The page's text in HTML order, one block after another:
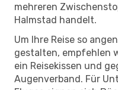
mehreren
Halmstad handelt.
Um Ihre Reise so
gestalten, empfehlen
ein Reisekissen und
Augenverband. Für